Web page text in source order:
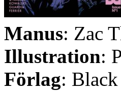
Manus: Zac
Illustration:
Förlag: